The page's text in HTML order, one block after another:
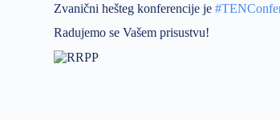
Zvanični hešteg konferencije je
Radujemo se Vašem prisustvu!